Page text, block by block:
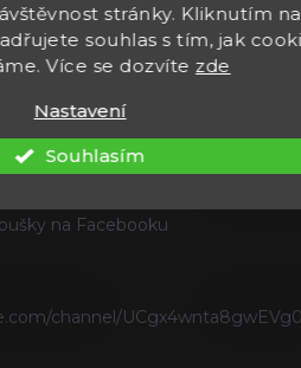
stránky. Kliknutím na
souhlas s tím, jak
Více se dozvíte zde
Nastavení
Souhlasím
na Facebooku
channel/